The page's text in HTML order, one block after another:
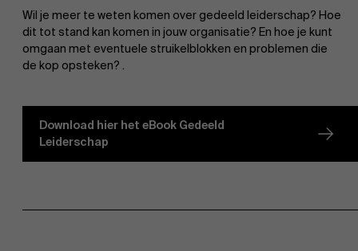
Wil je meer te weten komen over gedeeld leiderschap? Hoe
dit tot stand kan komen in jouw organisatie? En hoe je kunt
omgaan met eventuele struikelblokken en problemen die
de kop opsteken? .
Download hier het eBook Gedeeld
Leiderschap